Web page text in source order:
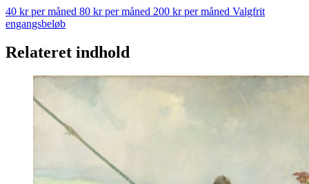
40 kr per måned 80 kr per måned 200 kr per måned Valgfrit
engangsbeløb
Relateret indhold